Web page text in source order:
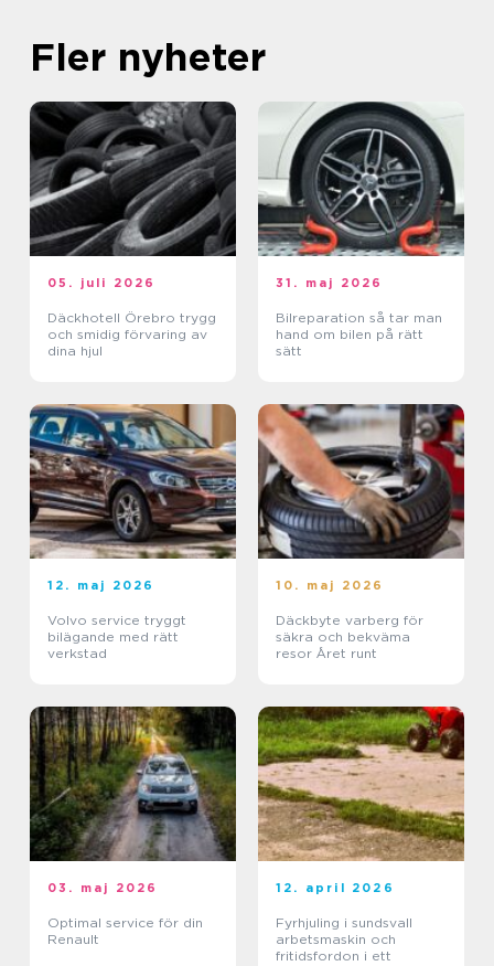
Fler nyheter
05. juli 2026
Däckhotell Örebro trygg
och smidig förvaring av
dina hjul
31. maj 2026
Bilreparation så tar man
hand om bilen på rätt
sätt
12. maj 2026
Volvo service tryggt
bilägande med rätt
verkstad
10. maj 2026
Däckbyte varberg för
säkra och bekväma
resor Året runt
03. maj 2026
Optimal service för din
Renault
12. april 2026
Fyrhjuling i sundsvall
arbetsmaskin och
fritidsfordon i ett